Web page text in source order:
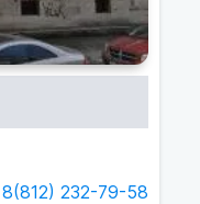
8(812) 232-79-58